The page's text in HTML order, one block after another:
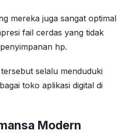
mereka juga sangat optimal
fail cerdas yang tidak
hp.
selalu menduduki
toko aplikasi digital di
Modern